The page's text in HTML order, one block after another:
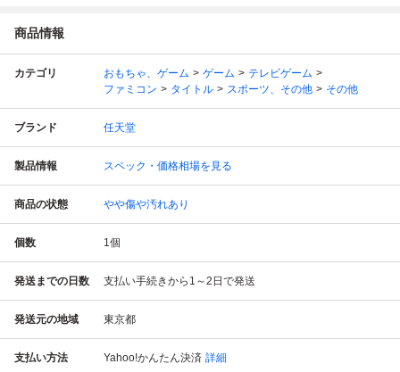
商品情報
カテゴリ おもちゃ、ゲーム ゲーム
テレビゲーム
ファミコン
タイトル スポーツ、その他 その他
ブランド 任天堂
製品情報 スペック・価格相場を見る
商品の状態 やや傷や汚れあり
個数 1個
発送までの日数 支払い手続きから1～2日で発送
発送元の地域 東京都
支払い方法 Yahoo!かんたん決済 詳細